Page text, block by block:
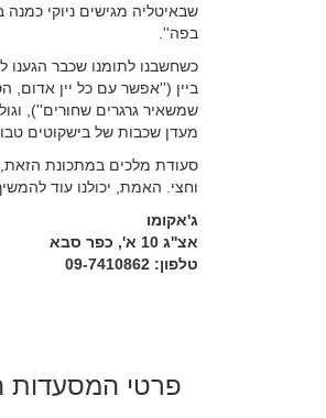
שבאיטליה מגישים ניוקי
בפה''.
כשחשבנו לתומנו שכבר הגענו
ביין (''אפשר עם כל יין אדום,
שמשאיר גרגרים שחורים''),
מעדן שכבות של בישקוטים
וחצי. האמת, יכולנו עוד
ג'אקומו
אצ''ג 10 א', כפר סבא
טלפון: 09-7410862
פרטי המסעדות